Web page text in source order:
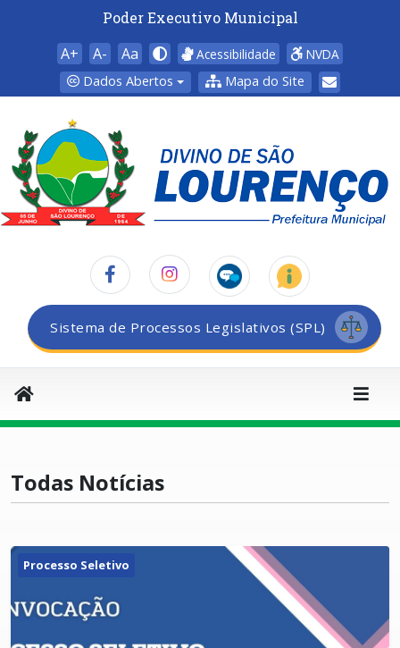
Poder Executivo Municipal
A+ A- Aa Acessibilidade
NVDA
Dados Abertos
Mapa do Site
Sistema de Processos Legislativos (SPL)
Todas Notícias
Processo Seletivo